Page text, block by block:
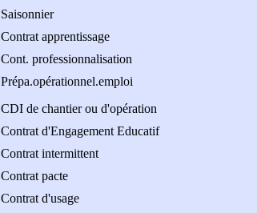
Saisonnier
Contrat apprentissage
Cont. professionnalisation
Prépa.opérationnel.emploi
CDI de chantier ou d'opération
Contrat d'Engagement Educatif
Contrat intermittent
Contrat pacte
Contrat d'usage